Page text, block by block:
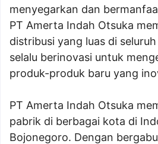
menyegarkan dan
PT Amerta Indah Otsuka
distribusi yang luas di
selalu berinovasi untuk
produk-produk baru yang
PT Amerta Indah Otsuka
pabrik di berbagai kota di
Bojonegoro. Dengan